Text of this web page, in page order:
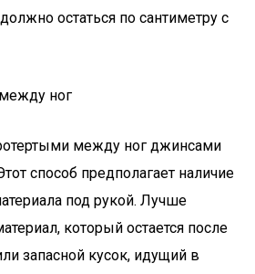
остаться по сантиметру с
ног
между ног джинсами
способ предполагает наличие
под рукой. Лучше
который остается после
запасной кусок, идущий в